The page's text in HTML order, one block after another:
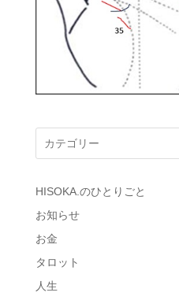
HISOKA.のひとりごと
お知らせ
お金
タロット
人生